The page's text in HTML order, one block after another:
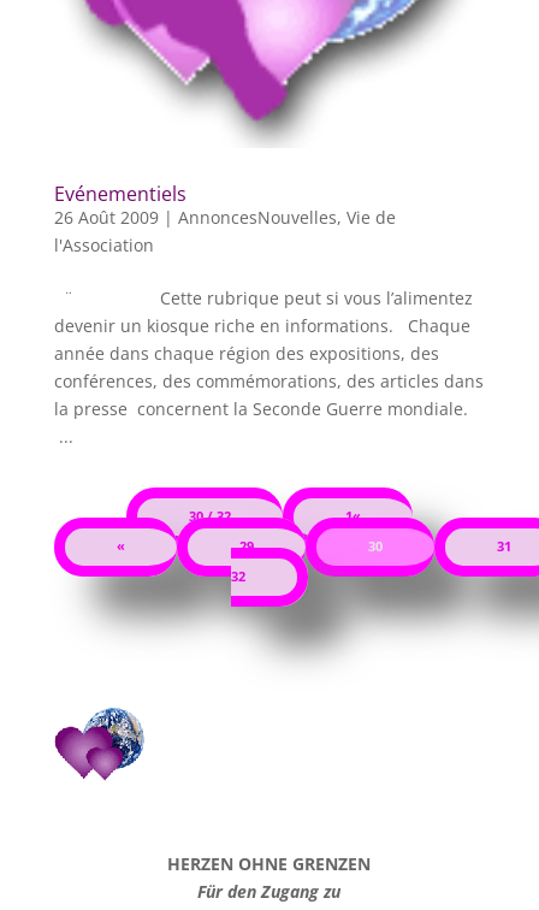
Evénementiels
26 Août 2009| AnnoncesNouvelles, Vie de
l'Association
¨ Cette rubrique peut si vous l’alimentez
devenir un kiosque riche en informations. Chaque
année dans chaque région des expositions, des
conférences, des commémorations, des articles dans
la presse concernent la Seconde Guerre mondiale.
...
30 / 32
1«
«
29 30
31
32
HERZEN OHNE GRENZEN
Für den Zugang zu